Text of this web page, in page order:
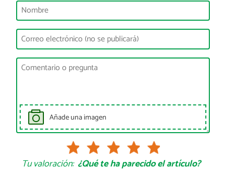
Añade una imagen
Tu valoración: ¿Qué te ha parecido el artículo?